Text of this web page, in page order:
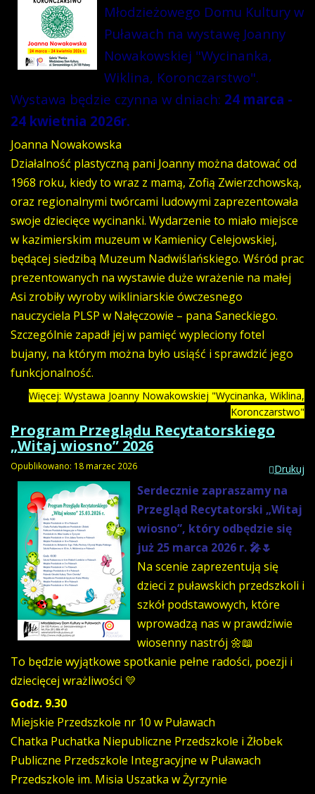
Młodzieżowego Domu Kultury w
Puławach na wystawę Joanny
Nowakowskiej "Wycinanka,
Wiklina, Koronczarstwo".
Wystawa będzie czynna w dniach: 24 marca -
24 kwietnia 2026r.
Joanna Nowakowska
Działalność plastyczną pani Joanny można datować od
1968 roku, kiedy to wraz z mamą, Zofią Zwierzchowską,
oraz regionalnymi twórcami ludowymi zaprezentowała
swoje dziecięce wycinanki. Wydarzenie to miało miejsce
w kazimierskim muzeum w Kamienicy Celejowskiej,
będącej siedzibą Muzeum Nadwiślańskiego. Wśród prac
prezentowanych na wystawie duże wrażenie na małej
Asi zrobiły wyroby wikliniarskie ówczesnego
nauczyciela PLSP w Nałęczowie – pana Saneckiego.
Szczególnie zapadł jej w pamięć wypleciony fotel
bujany, na którym można było usiąść i sprawdzić jego
funkcjonalność.
Więcej: Wystawa Joanny Nowakowskiej "Wycinanka, Wiklina,
Koronczarstwo"
Program Przeglądu Recytatorskiego
„Witaj wiosno” 2026
Drukuj
Opublikowano: 18 marzec 2026
Serdecznie zapraszamy na
Przegląd Recytatorski „Witaj
wiosno”, który odbędzie się
już 25 marca 2026 r. 🎤🌷
Na scenie zaprezentują się
dzieci z puławskich przedszkoli i
szkół podstawowych, które
wprowadzą nas w prawdziwie
wiosenny nastrój 🌼📖
To będzie wyjątkowe spotkanie pełne radości, poezji i
dziecięcej wrażliwości 💛
Godz. 9.30
Miejskie Przedszkole nr 10 w Puławach
Chatka Puchatka Niepubliczne Przedszkole i Żłobek
Publiczne Przedszkole Integracyjne w Puławach
Przedszkole im. Misia Uszatka w Żyrzynie